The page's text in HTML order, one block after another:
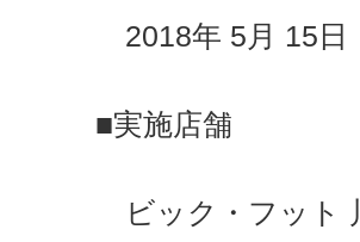
2018年 5月 15
■実施店舗
ビック・フット